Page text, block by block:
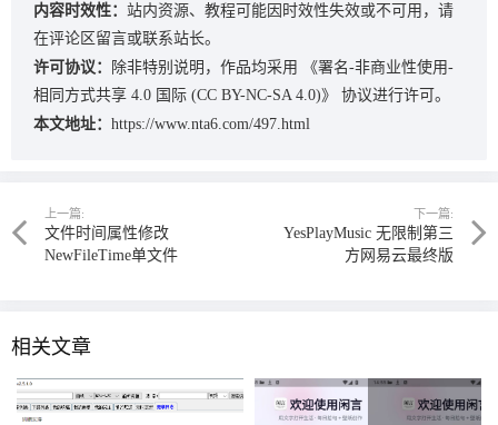
内容时效性： 站内资源、教程可能因时效性失效或不可用，请
在评论区留言或联系站长。
许可协议：
除非特别说明，作品均采用
《署名-非商业性使用-
相同方式共享 4.0 国际 (CC BY-NC-SA 4.0)》
协议进行许可。
本文地址： https://www.nta6.com/497.html
上一篇:
文件时间属性修改
NewFileTime单文件
下一篇:
YesPlayMusic 无限制第三
方网易云最终版
相关文章